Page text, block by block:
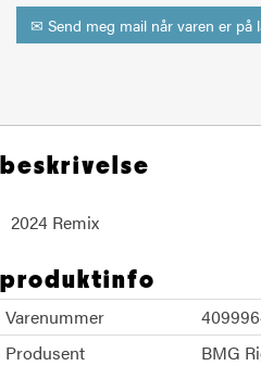
✉ Send meg mail når varen er på
beskrivelse
2024 Remix
produktinfo
Varenummer
Produsent
BMG